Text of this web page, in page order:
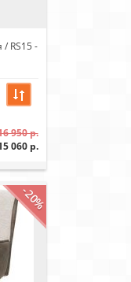
/ RS15 -
950 р.
060 р.
-20%